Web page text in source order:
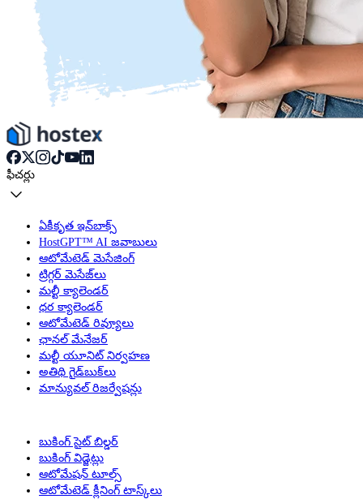
ఫీచర్లు
ఏకీకృత ఇన్‌బాక్స్
HostGPT™ AI జవాబులు
ఆటోమేటెడ్ మెసేజింగ్
ట్రిగ్గర్ మెసేజ్‌లు
మల్టీ క్యాలెండర్
ధర క్యాలెండర్
ఆటోమేటెడ్ రివ్యూలు
ఛానల్ మేనేజర్
మల్టీ యూనిట్ నిర్వహణ
అతిథి గైడ్‌బుక్‌లు
మాన్యువల్ రిజర్వేషన్లు
బుకింగ్ సైట్ బిల్డర్
బుకింగ్ విడ్జెట్లు
ఆటోమేషన్ టూల్స్
ఆటోమేటెడ్ క్లీనింగ్ టాస్క్‌లు